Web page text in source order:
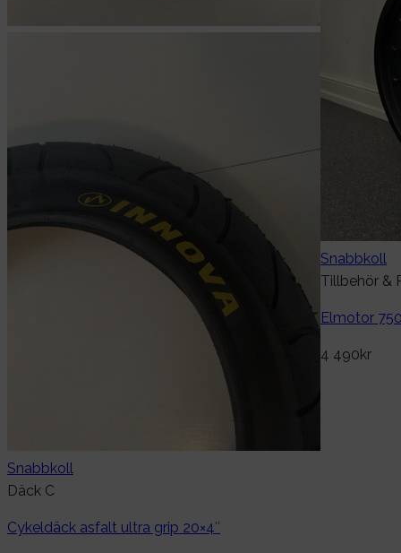
Snabbkoll
Däck C
Cykeldäck asfalt ultra grip 20×4″
Snabbkoll
Tillbehör &
Elmotor
4 490kr